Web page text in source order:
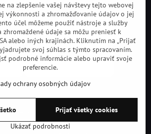
©2026Copyright
Zásady ochrany osobných údajov
Podmienky používania
pomocou:BiznisWeb.sk
na zlepšenie vašej návštevy tejto webovej
výkonnosti a zhromažďovanie údajov o jej
účel môžeme použiť nástroje a služby
údaje sa môžu preniesť k
alebo iných krajinách. Kliknutím na „Prijať
svoj súhlas s týmto spracovaním.
podrobné informácie alebo upraviť svoje
preferencie.
ochrany osobných údajov
Ukázať podrobnosti
Prijať všetky cookies